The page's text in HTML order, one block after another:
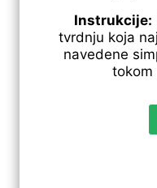
Instrukcije:
tvrdnju koja
navedene
tokom